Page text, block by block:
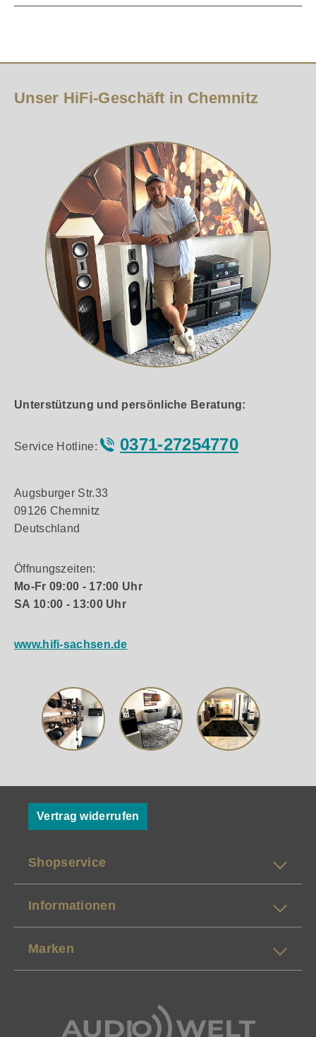
Unser HiFi-Geschäft in Chemnitz
Unterstützung und persönliche Beratung:
Service Hotline: 0371-27254770
Augsburger Str.33
09126 Chemnitz
Deutschland
Öffnungszeiten:
Mo-Fr 09:00 - 17:00 Uhr
SA 10:00 - 13:00 Uhr
www.hifi-sachsen.de
Vertrag widerrufen
Shopservice
Informationen
Marken